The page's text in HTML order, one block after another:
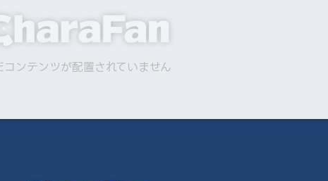
コンテンツが配置されていません